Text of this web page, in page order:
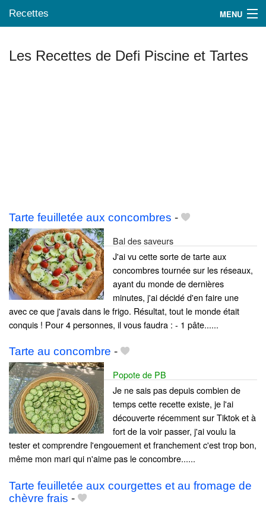
Recettes MENU
Les Recettes de Defi Piscine et Tartes
Tarte feuilletée aux concombres -
Bal des saveurs
J'ai vu cette sorte de tarte aux
concombres tournée sur les réseaux,
ayant du monde de dernières
minutes, j'ai décidé d'en faire une
avec ce que j'avais dans le frigo. Résultat, tout le monde était
conquis ! Pour 4 personnes, il vous faudra : - 1 pâte......
Tarte au concombre -
Popote de PB
Je ne sais pas depuis combien de
temps cette recette existe, je l'ai
découverte récemment sur Tiktok et à
fort de la voir passer, j'ai voulu la
tester et comprendre l'engouement et franchement c'est trop bon,
même mon mari qui n'aime pas le concombre......
Tarte feuilletée aux courgettes et au fromage de
chèvre frais -